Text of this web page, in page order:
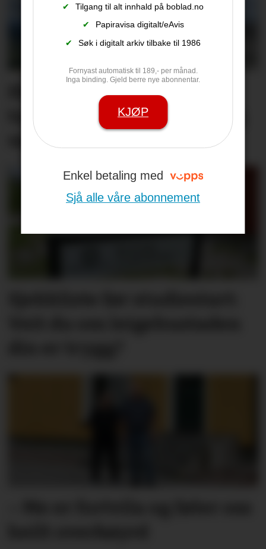
✔
Tilgang til alt innhald på boblad.no
✔
Papiravisa digitalt/eAvis
✔
Søk i digitalt arkiv tilbake til 1986
Fornyast automatisk til 189,- per månad.
Inga binding. Gjeld berre nye abonnentar.
KJØP
Enkel betaling med
Sjå alle våre abonnement
Hit drar nesten alle
turistane: – Det er utruleg
vakkert